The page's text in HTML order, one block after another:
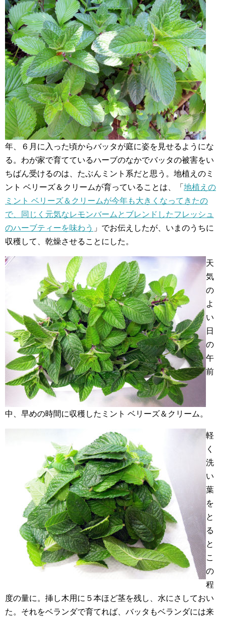
年、６月に入った頃からバッタが庭に姿を見せるようにな
る。わが家で育てているハーブのなかでバッタの被害をい
ちばん受けるのは、たぶんミント系だと思う。地植えのミ
ント ベリーズ＆クリームが育っていることは、「 地植えの
ミント ベリーズ＆クリームが今年も大きくなってきたの
で、同じく元気なレモンバームとブレンドしたフレッシュ
のハーブティーを味わう 」でお伝えしたが、いまのうちに
収穫して、乾燥させることにした。
天
気
の
よ
い
日
の
午
前
中、早めの時間に収穫したミント ベリーズ＆クリーム。
軽
く
洗
い
葉
を
と
る
と
こ
の
程
度の量に。挿し木用に５本ほど茎を残し、水にさしておい
た。それをベランダで育てれば、バッタもベランダには来